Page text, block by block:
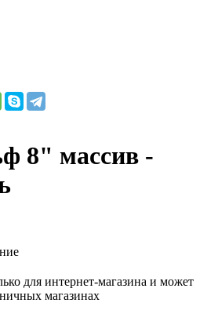
8" массив -
для интернет-магазина и может
магазинах